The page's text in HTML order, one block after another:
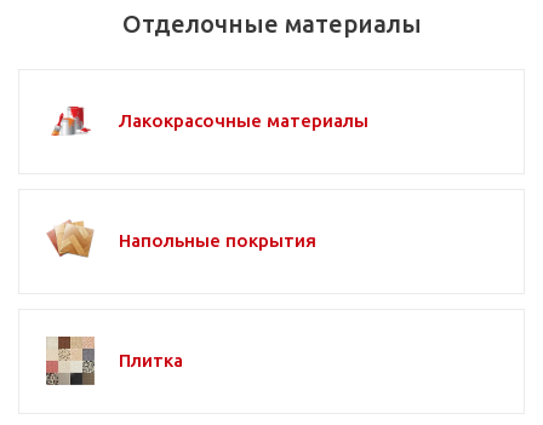
Отделочные материалы
Лакокрасочные материалы
Напольные покрытия
Плитка